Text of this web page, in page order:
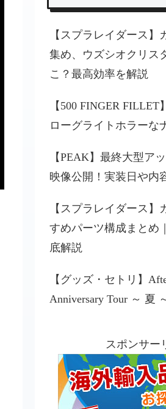
【スプラレイダース】
集め、ウズシオクリス
こ？最高効率を解説
【500 FINGER FILLET
ローグライトホラーな
【PEAK】最終大型ア
映像公開！実装日や内
【スプラレイダース】
すめパーツ構成まとめ
底解説
【グッズ・セトリ】
Anniversary Tour ～ 夏
スポンサー